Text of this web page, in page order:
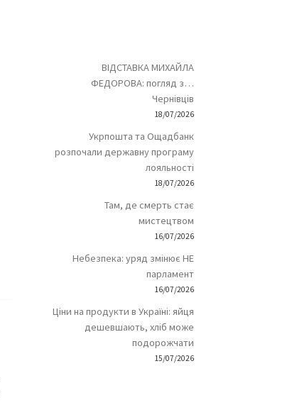
ВІДСТАВКА МИХАЙЛА
ФЕДОРОВА: погляд з…
Чернівців
18/07/2026
Укрпошта та Ощадбанк
розпочали державну програму
лояльності
18/07/2026
Там, де смерть стає
мистецтвом
16/07/2026
Небезпека: уряд змінює НЕ
парламент
16/07/2026
Ціни на продукти в Україні: яйця
дешевшають, хліб може
подорожчати
15/07/2026